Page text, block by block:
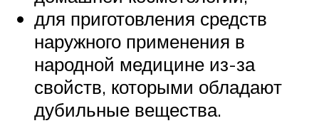
для приготовления средств
наружного применения в
народной медицине из-за
свойств, которыми обладают
дубильные вещества.